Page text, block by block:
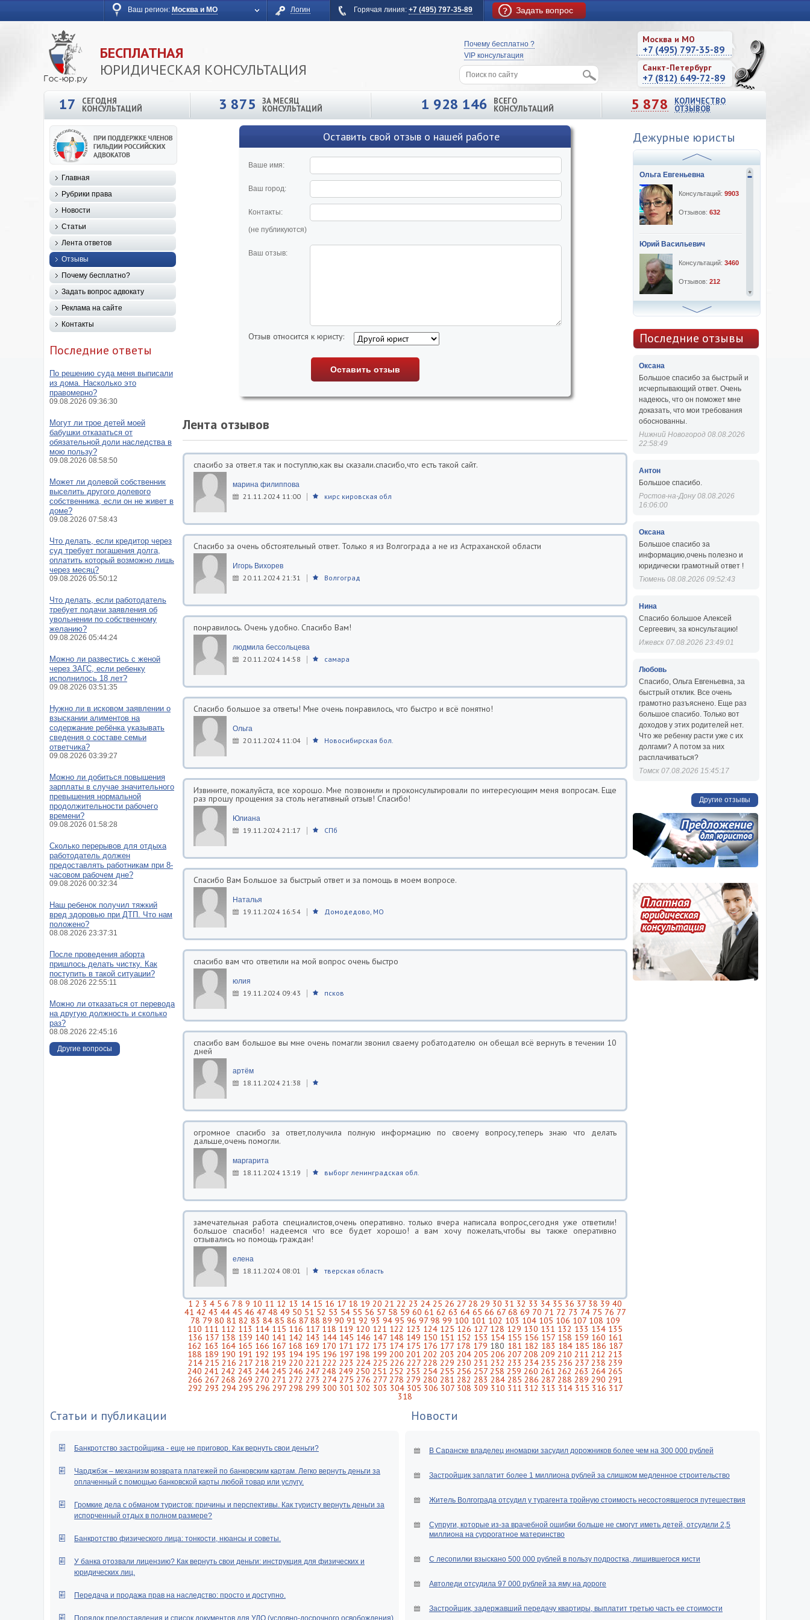
Ваш регион: Москва и МО Логин Горячая линия: +7 (495) 797-35-89 Задать вопрос
БЕСПЛАТНАЯ
ЮРИДИЧЕСКАЯ КОНСУЛЬТАЦИЯ
Москва и МО
+7 (495) 797-35-89
Санкт-Петербург
+7 (812) 649-72-89
Почему бесплатно ?
VIP консультация
17 СЕГОДНЯ
КОНСУЛЬТАЦИЙ 3 875 ЗА МЕСЯЦ
КОНСУЛЬТАЦИЙ 1 928 146 ВСЕГО
КОНСУЛЬТАЦИЙ 5 878 КОЛИЧЕСТВО
ОТЗЫВОВ
Оставить свой отзыв о нашей работе
Ваше имя:
Ваш город:
Контакты:
(не публикуются)
Ваш отзыв:
Отзыв относится к юристу:
Лента отзывов
спасибо за ответ.я так и поступлю,как вы сказали.спасибо,что есть такой сайт.
марина филиппова
21.11.2024 11:00 кирс кировская обл
Спасибо за очень обстоятельный ответ. Только я из Волгограда а не из Астраханской области
Игорь Вихорев
20.11.2024 21:31 Волгоград
понравилось. Очень удобно. Спасибо Вам!
людмила бессольцева
20.11.2024 14:58 самара
Спасибо большое за ответы! Мне очень понравилось, что быстро и всё понятно!
Ольга
20.11.2024 11:04 Новосибирская бол.
Извините, пожалуйста, все хорошо. Мне позвонили и проконсультировали по интересующим меня вопросам. Еще
раз прошу прощения за столь негативный отзыв! Спасибо!
Юлиана
19.11.2024 21:17 СПб
Спасибо Вам Большое за быстрый ответ и за помощь в моем вопросе.
Наталья
19.11.2024 16:54 Домодедово, МО
спасибо вам что ответили на мой вопрос очень быстро
юлия
19.11.2024 09:43 псков
спасибо вам большое вы мне очень помагли звонил сваему робатодателю он обещал всё вернуть в течении 10
дней
артём
18.11.2024 21:38
огромное спасибо за ответ,получила полную информацию по своему вопросу,теперь знаю что делать
дальше,очень помогли.
маргарита
18.11.2024 13:19 выборг ленинградская обл.
замечательная работа специалистов,очень оперативно. только вчера написала вопрос,сегодня уже ответили!
большое спасибо! надеемся что все будет хорошо! а вам хочу пожелать,чтобы вы также оперативно
отзывались но помощь граждан!
елена
18.11.2024 08:01 тверская область
1 2 3 4 5 6 7 8 9 10 11 12 13 14 15 16 17 18 19 20 21 22 23 24 25 26 27 28 29 30 31 32 33 34 35 36 37 38 39 40
41 42 43 44 45 46 47 48 49 50 51 52 53 54 55 56 57 58 59 60 61 62 63 64 65 66 67 68 69 70 71 72 73 74 75 76 77
78 79 80 81 82 83 84 85 86 87 88 89 90 91 92 93 94 95 96 97 98 99 100 101 102 103 104 105 106 107 108 109
110 111 112 113 114 115 116 117 118 119 120 121 122 123 124 125 126 127 128 129 130 131 132 133 134 135
136 137 138 139 140 141 142 143 144 145 146 147 148 149 150 151 152 153 154 155 156 157 158 159 160 161
162 163 164 165 166 167 168 169 170 171 172 173 174 175 176 177 178 179 180 181 182 183 184 185 186 187
188 189 190 191 192 193 194 195 196 197 198 199 200 201 202 203 204 205 206 207 208 209 210 211 212 213
214 215 216 217 218 219 220 221 222 223 224 225 226 227 228 229 230 231 232 233 234 235 236 237 238 239
240 241 242 243 244 245 246 247 248 249 250 251 252 253 254 255 256 257 258 259 260 261 262 263 264 265
266 267 268 269 270 271 272 273 274 275 276 277 278 279 280 281 282 283 284 285 286 287 288 289 290 291
292 293 294 295 296 297 298 299 300 301 302 303 304 305 306 307 308 309 310 311 312 313 314 315 316 317
318
Главная
Рубрики права
Новости
Статьи
Лента ответов
Отзывы
Почему бесплатно?
Задать вопрос адвокату
Реклама на сайте
Контакты
Последние ответы
По решению суда меня выписали
из дома. Насколько это
правомерно?
09.08.2026 09:36:30
Могут ли трое детей моей
бабушки отказаться от
обязательной доли наследства в
мою пользу?
09.08.2026 08:58:50
Может ли долевой собственник
выселить другого долевого
собственника, если он не живет в
доме?
09.08.2026 07:58:43
Что делать, если кредитор через
суд требует погашения долга,
оплатить который возможно лишь
через месяц?
09.08.2026 05:50:12
Что делать, если работодатель
требует подачи заявления об
увольнении по собственному
желанию?
09.08.2026 05:44:24
Можно ли развестись с женой
через ЗАГС, если ребенку
исполнилось 18 лет?
09.08.2026 03:51:35
Нужно ли в исковом заявлении о
взыскании алиментов на
содержание ребёнка указывать
сведения о составе семьи
ответчика?
09.08.2026 03:39:27
Можно ли добиться повышения
зарплаты в случае значительного
превышения нормальной
продолжительности рабочего
времени?
09.08.2026 01:58:28
Сколько перерывов для отдыха
работодатель должен
предоставлять работникам при 8-
часовом рабочем дне?
09.08.2026 00:32:34
Наш ребенок получил тяжкий
вред здоровью при ДТП. Что нам
положено?
08.08.2026 23:37:31
После проведения аборта
пришлось делать чистку. Как
поступить в такой ситуации?
08.08.2026 22:55:11
Можно ли отказаться от перевода
на другую должность и сколько
раз?
08.08.2026 22:45:16
Другие вопросы
Дежурные юристы
Ольга Евгеньевна
Консультаций: 9903
Отзывов: 632
Юрий Васильевич
Консультаций: 3460
Отзывов: 212
Алексей Сергеевич
Отзывов:47
Последние отзывы
Оксана
Большое спасибо за быстрый и
исчерпывающий ответ. Очень
надеюсь, что он поможет мне
доказать, что мои требования
обоснованны.
Нижний Новогород 08.08.2026
22:58:49
Антон
Большое спасибо.
Ростов-на-Дону 08.08.2026
16:06:00
Оксана
Большое спасибо за
информацию,очень полезно и
юридически грамотный ответ !
Тюмень 08.08.2026 09:52:43
Нина
Спасибо большое Алексей
Сергеевич, за консультацию!
Ижевск 07.08.2026 23:49:01
Любовь
Спасибо, Ольга Евгеньевна, за
быстрый отклик. Все очень
грамотно разъяснено. Еще раз
большое спасибо. Только вот
доходов у этих родителей нет.
Что же ребенку расти уже с их
долгами? А потом за них
расплачиваться?
Томск 07.08.2026 15:45:17
Другие отзывы
Статьи и публикации
Банкротство застройщика - еще не приговор. Как вернуть свои деньги?
Чарджбэк – механизм возврата платежей по банковским картам. Легко вернуть деньги за
оплаченный с помощью банковской карты любой товар или услугу.
Громкие дела с обманом туристов: причины и перспективы. Как туристу вернуть деньги за
испорченный отдых в полном размере?
Банкротство физического лица: тонкости, нюансы и советы.
У банка отозвали лицензию? Как вернуть свои деньги: инструкция для физических и
юридических лиц.
Передача и продажа прав на наследство: просто и доступно.
Порядок предоставления и список документов для УДО (условно-досрочного освобождения)
Новости
В Саранске владелец иномарки засудил дорожников более чем на 300 000 рублей
Застройщик заплатит более 1 миллиона рублей за слишком медленное строительство
Житель Волгограда отсудил у турагента тройную стоимость несостоявшегося путешествия
Супруги, которые из-за врачебной ошибки больше не смогут иметь детей, отсудили 2,5
миллиона на суррогатное материнство
С лесопилки взыскано 500 000 рублей в пользу подростка, лишившегося кисти
Автоледи отсудила 97 000 рублей за яму на дороге
Застройщик, задержавший передачу квартиры, выплатит третью часть ее стоимости